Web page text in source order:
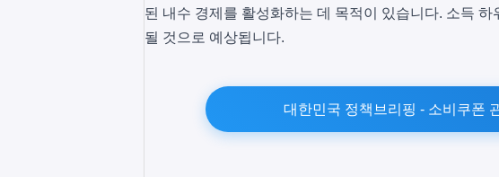
된 내수 경제를 활성화하는 데 목적이 있습니다. 소득
될 것으로 예상됩니다.
대한민국 정책브리핑 - 소비쿠폰